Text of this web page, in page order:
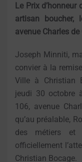
Le Prix
artisan
avenue Charles de
Joseph Minniti,
convier à la
Ville à Christian
jeudi 30 octobre
106, avenue
qu’au préalable,
des métiers et
officiellement
Christian Bocage.